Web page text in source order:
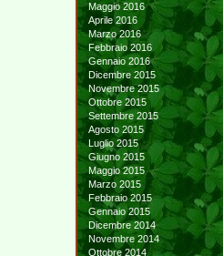
Maggio 2016
Aprile 2016
Marzo 2016
Febbraio 2016
Gennaio 2016
Dicembre 2015
Novembre 2015
Ottobre 2015
Settembre 2015
Agosto 2015
Luglio 2015
Giugno 2015
Maggio 2015
Marzo 2015
Febbraio 2015
Gennaio 2015
Dicembre 2014
Novembre 2014
Ottobre 2014